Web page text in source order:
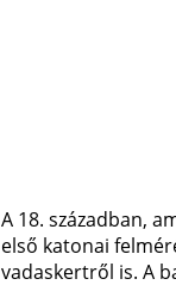
A 18. században,
első katonai
vadaskertről is. A